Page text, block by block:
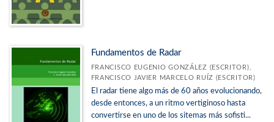
Fundamentos de Radar
FRANCISCO EUGENIO GONZÁLEZ (ESCRITOR),
FRANCISCO JAVIER MARCELO RUÍZ (ESCRITOR)
El radar tiene algo más de 60 años evolucionando,
desde entonces, a un ritmo vertiginoso hasta
convertirse en uno de los sitemas más sofisti...